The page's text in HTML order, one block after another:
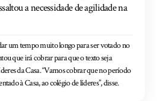
a necessidade de agilidade na
um tempo muito longo para ser votado no
que irá cobrar para que o texto seja
da Casa. “Vamos cobrar que no período
à Casa, ao colégio de líderes”, disse.